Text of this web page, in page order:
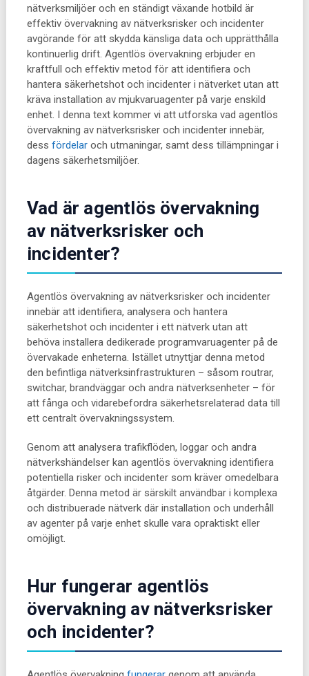
nätverksmiljöer och en ständigt växande hotbild är
effektiv övervakning av nätverksrisker och incidenter
avgörande för att skydda känsliga data och upprätthålla
kontinuerlig drift. Agentlös övervakning erbjuder en
kraftfull och effektiv metod för att identifiera och
hantera säkerhetshot och incidenter i nätverket utan att
kräva installation av mjukvaruagenter på varje enskild
enhet. I denna text kommer vi att utforska vad agentlös
övervakning av nätverksrisker och incidenter innebär,
dess fördelaroch utmaningar, samt dess tillämpningar i
dagens säkerhetsmiljöer.
Vad är agentlös övervakning
av nätverksrisker och
incidenter?
Agentlös övervakning av nätverksrisker och incidenter
innebär att identifiera, analysera och hantera
säkerhetshot och incidenter i ett nätverk utan att
behöva installera dedikerade programvaruagenter på de
övervakade enheterna. Istället utnyttjar denna metod
den befintliga nätverksinfrastrukturen – såsom routrar,
switchar, brandväggar och andra nätverksenheter – för
att fånga och vidarebefordra säkerhetsrelaterad data till
ett centralt övervakningssystem.
Genom att analysera trafikflöden, loggar och andra
nätverkshändelser kan agentlös övervakning identifiera
potentiella risker och incidenter som kräver omedelbara
åtgärder. Denna metod är särskilt användbar i komplexa
och distribuerade nätverk där installation och underhåll
av agenter på varje enhet skulle vara opraktiskt eller
omöjligt.
Hur fungerar agentlös
övervakning av nätverksrisker
och incidenter?